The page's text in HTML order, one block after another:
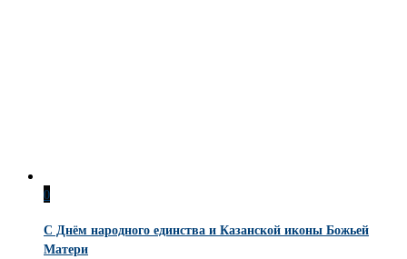
0
С Днём народного единства и Казанской иконы Божьей
Матери